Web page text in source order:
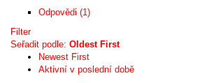
Odpovědi (1)
Filter
Seřadit podle: Oldest First
Newest First
Aktivní v poslední době